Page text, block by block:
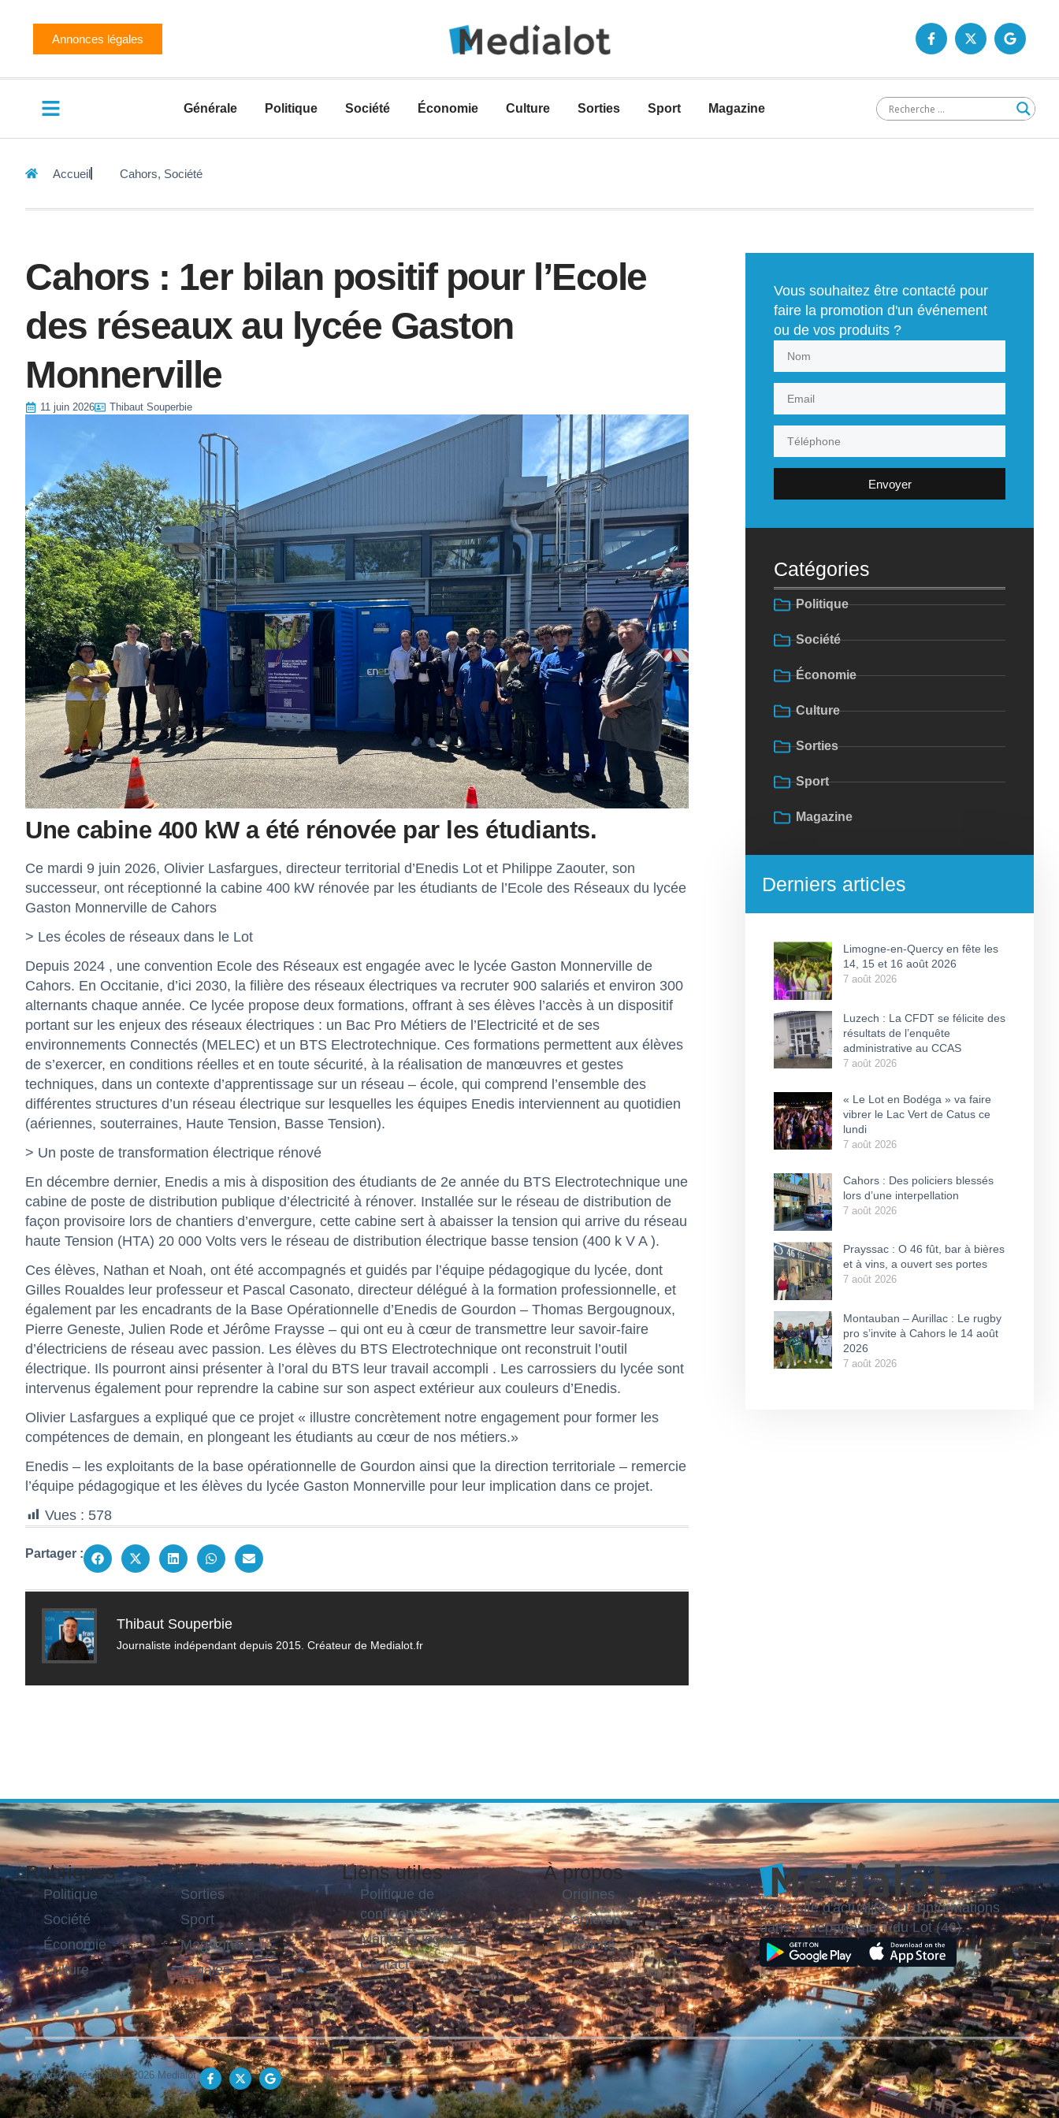
Annonces légales
Générale Politique Société Économie Culture Sorties Sport Magazine
Accueil Cahors, Société
Cahors : 1er bilan positif pour l’Ecole
des réseaux au lycée Gaston
Monnerville
11 juin 2026 Thibaut Souperbie
Une cabine 400 kW a été rénovée par les étudiants.
Ce mardi 9 juin 2026, Olivier Lasfargues, directeur territorial d’Enedis Lot et Philippe Zaouter, son
successeur, ont réceptionné la cabine 400 kW rénovée par les étudiants de l’Ecole des Réseaux du lycée
Gaston Monnerville de Cahors
> Les écoles de réseaux dans le Lot
Depuis 2024 , une convention Ecole des Réseaux est engagée avec le lycée Gaston Monnerville de
Cahors. En Occitanie, d’ici 2030, la filière des réseaux électriques va recruter 900 salariés et environ 300
alternants chaque année. Ce lycée propose deux formations, offrant à ses élèves l’accès à un dispositif
portant sur les enjeux des réseaux électriques : un Bac Pro Métiers de l’Electricité et de ses
environnements Connectés (MELEC) et un BTS Electrotechnique. Ces formations permettent aux élèves
de s’exercer, en conditions réelles et en toute sécurité, à la réalisation de manœuvres et gestes
techniques, dans un contexte d’apprentissage sur un réseau – école, qui comprend l’ensemble des
différentes structures d’un réseau électrique sur lesquelles les équipes Enedis interviennent au quotidien
(aériennes, souterraines, Haute Tension, Basse Tension).
> Un poste de transformation électrique rénové
En décembre dernier, Enedis a mis à disposition des étudiants de 2e année du BTS Electrotechnique une
cabine de poste de distribution publique d’électricité à rénover. Installée sur le réseau de distribution de
façon provisoire lors de chantiers d’envergure, cette cabine sert à abaisser la tension qui arrive du réseau
haute Tension (HTA) 20 000 Volts vers le réseau de distribution électrique basse tension (400 k V A ).
Ces élèves, Nathan et Noah, ont été accompagnés et guidés par l’équipe pédagogique du lycée, dont
Gilles Roualdes leur professeur et Pascal Casonato, directeur délégué à la formation professionnelle, et
également par les encadrants de la Base Opérationnelle d’Enedis de Gourdon – Thomas Bergougnoux,
Pierre Geneste, Julien Rode et Jérôme Fraysse – qui ont eu à cœur de transmettre leur savoir-faire
d’électriciens de réseau avec passion. Les élèves du BTS Electrotechnique ont reconstruit l’outil
électrique. Ils pourront ainsi présenter à l’oral du BTS leur travail accompli . Les carrossiers du lycée sont
intervenus également pour reprendre la cabine sur son aspect extérieur aux couleurs d’Enedis.
Olivier Lasfargues a expliqué que ce projet « illustre concrètement notre engagement pour former les
compétences de demain, en plongeant les étudiants au cœur de nos métiers.»
Enedis – les exploitants de la base opérationnelle de Gourdon ainsi que la direction territoriale – remercie
l’équipe pédagogique et les élèves du lycée Gaston Monnerville pour leur implication dans ce projet.
Vues : 578
Partager :
Thibaut Souperbie
Journaliste indépendant depuis 2015. Créateur de Medialot.fr
Vous souhaitez être contacté pour
faire la promotion d'un événement
ou de vos produits ?
Envoyer
Catégories
Politique
Société
Économie
Culture
Sorties
Sport
Magazine
Derniers articles
Limogne-en-Quercy en fête les
14, 15 et 16 août 2026
7 août 2026
Luzech : La CFDT se félicite des
résultats de l’enquête
administrative au CCAS
7 août 2026
« Le Lot en Bodéga » va faire
vibrer le Lac Vert de Catus ce
lundi
7 août 2026
Cahors : Des policiers blessés
lors d’une interpellation
7 août 2026
Prayssac : O 46 fût, bar à bières
et à vins, a ouvert ses portes
7 août 2026
Montauban – Aurillac : Le rugby
pro s’invite à Cahors le 14 août
2026
7 août 2026
Rubriques
Politique
Société
Économie
Culture
Sorties
Sport
Magazine
Légales
Liens utiles
Politique de
confidentialité
Mentions légales
Contact
À propos
Origines
Carrières
Publicité
Votre site d'actualités et d'informations
dans le département du Lot (46).
Tous droits réservés © 2026 Medialot.